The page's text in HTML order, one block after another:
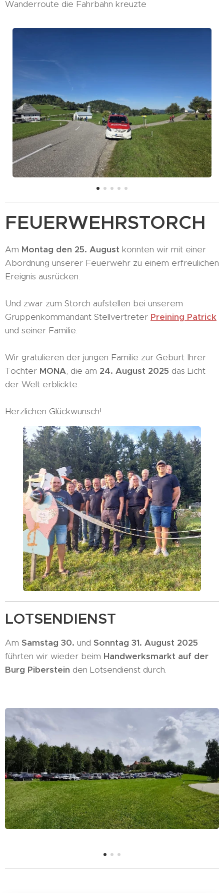
Wanderroute die Fahrbahn kreuzte
FEUERWEHRSTORCH
Am Montag den 25. August konnten wir mit einer
Abordnung unserer Feuerwehr zu einem erfreulichen
Ereignis ausrücken.
Und zwar zum Storch aufstellen bei unserem
Gruppenkommandant Stellvertreter Preining Patrick
und seiner Familie.
Wir gratulieren der jungen Familie zur Geburt Ihrer
Tochter MONA, die am 24. August 2025 das Licht
der Welt erblickte.
Herzlichen Glückwunsch!
LOTSENDIENST
Am Samstag 30. und Sonntag 31. August 2025
führten wir wieder beim Handwerksmarkt auf der
Burg Piberstein den Lotsendienst durch.